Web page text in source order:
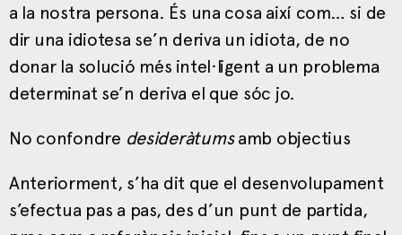
a la nostra persona. És una cosa així com… si de
dir una idiotesa se’n deriva un idiota, de no
donar la solució més intel·ligent a un problema
determinat se’n deriva el que sóc jo.
No confondre desideràtumsamb objectius
Anteriorment, s’ha dit que el desenvolupament
s’efectua pas a pas, des d’un punt de partida,